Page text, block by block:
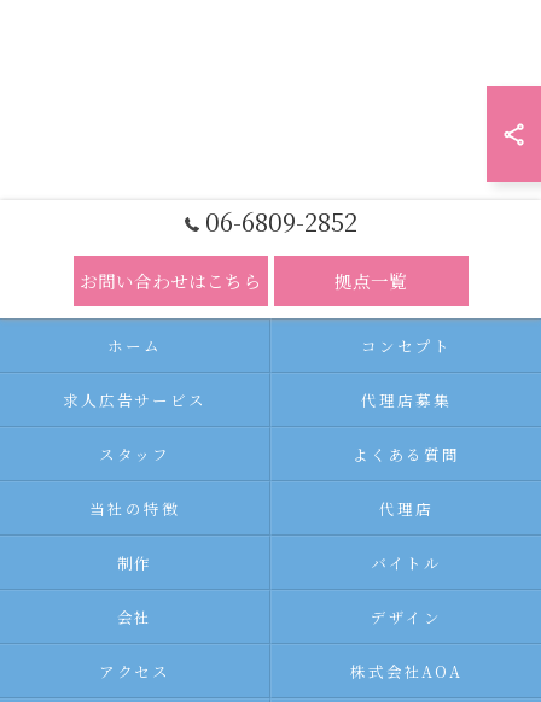
06-6809-2852
お問い合わせはこちら 拠点一覧
ホーム コンセプト
求人広告サービス 代理店募集
スタッフ よくある質問
当社の特徴 代理店
制作 バイトル
会社 デザイン
アクセス 株式会社AOA